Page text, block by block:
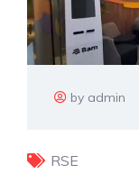
by admin
RSE